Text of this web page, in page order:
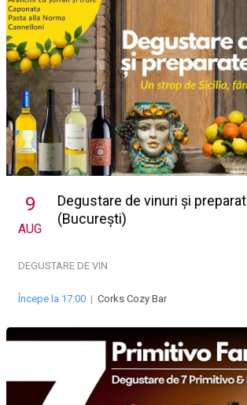
9
AUG
Degustare de vinuri și
(București)
DEGUSTARE DE VIN
Începe la 17:00 | Corks Cozy Bar